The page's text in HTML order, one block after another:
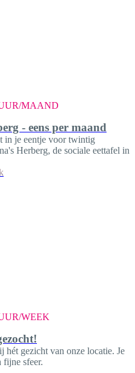
MAAND
- eens per maand
in je eentje voor twintig
Herberg, de sociale eettafel in
WEEK
gezicht van onze locatie. Je
fijne sfeer.